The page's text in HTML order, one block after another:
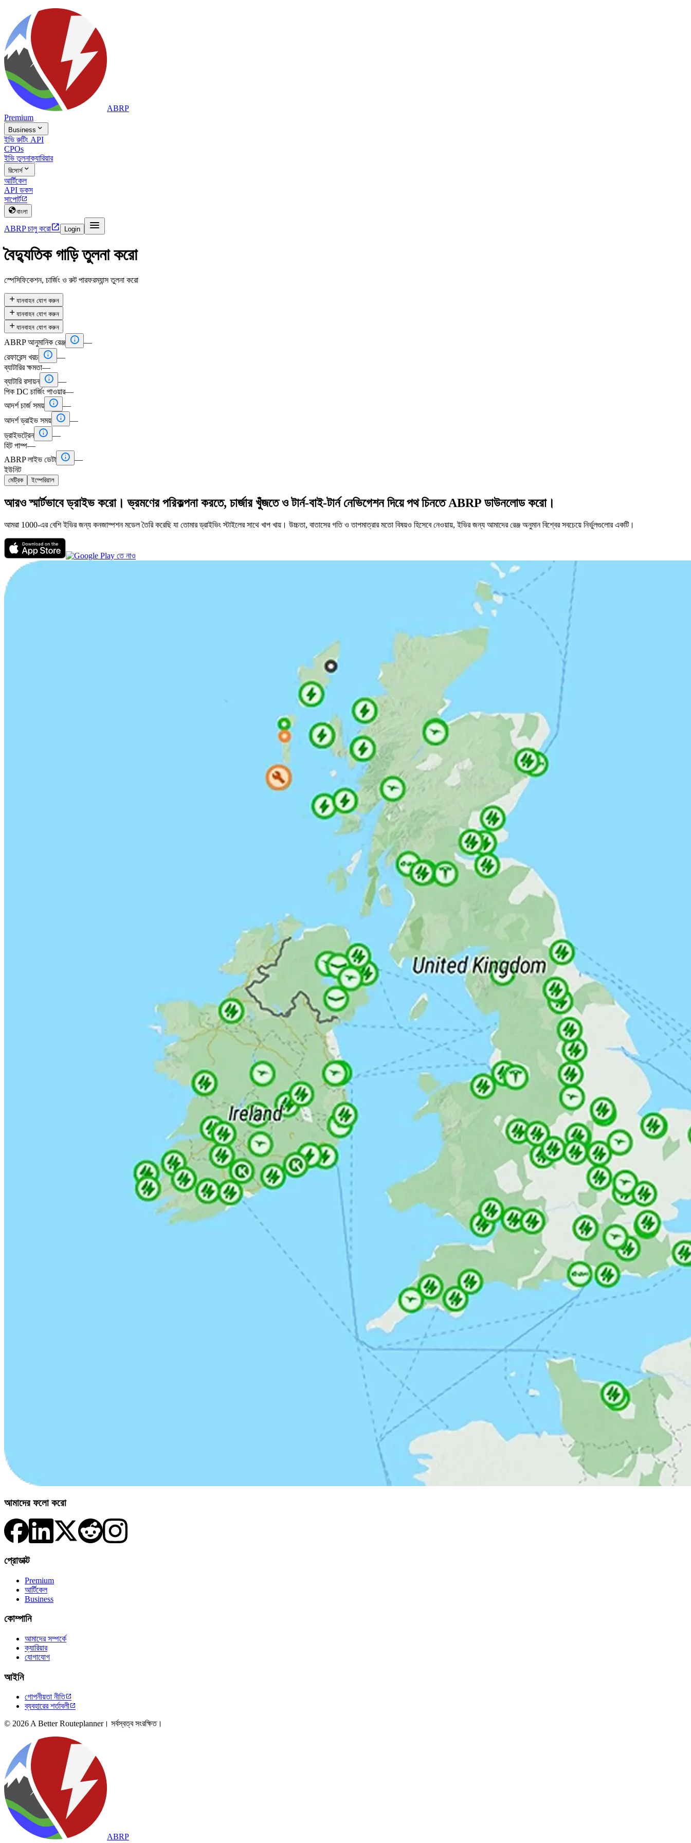
ABRP
Premium
Business 
ইভি রুটিং API
CPOs
ইভি তুলনাক্যারিয়ার
রিসোর্স
আর্টিকেল
API ডকস
সাপোর্ট
বাংলা
ABRP চালু করো Login 
বৈদ্যুতিক গাড়ি তুলনা করো
স্পেসিফিকেশন, চার্জিং ও রুট পারফরম্যান্স তুলনা করো
 যানবাহন যোগ করুন
 যানবাহন যোগ করুন
 যানবাহন যোগ করুন
ABRP আনুমানিক রেঞ্জ  —
রেফারেন্স খরচ  —
ব্যাটারির ক্ষমতা—
ব্যাটারি রসায়ন  —
পিক DC চার্জিং পাওয়ার—
আদর্শ চার্জ সময়  —
আদর্শ ড্রাইভ সময়  —
ড্রাইভট্রেন  —
হিট পাম্প—
ABRP লাইভ ডেটা  —
ইউনিট
মেট্রিক ইম্পেরিয়াল
আরও স্মার্টভাবে ড্রাইভ করো। ভ্রমণের পরিকল্পনা করতে, চার্জার খুঁজতে ও টার্ন-বাই-টার্ন নেভিগেশন দিয়ে পথ চিনতে ABRP ডাউনলোড করো।
আমরা 1000-এর বেশি ইভির জন্য কনজাম্পশন মডেল তৈরি করেছি যা তোমার ড্রাইভিং স্টাইলের সাথে খাপ খায়। উচ্চতা, বাতাসের গতি ও তাপমাত্রার মতো বিষয়ও হিসেবে নেওয়ায়, ইভির জন্য আমাদের রেঞ্জ অনুমান বিশ্বের সবচেয়ে নির্ভুলগুলোর একটি।
আমাদের ফলো করো
প্রোডাক্ট
Premium
আর্টিকেল
Business
কোম্পানি
আমাদের সম্পর্কে
ক্যারিয়ার
যোগাযোগ
আইনি
গোপনীয়তা নীতি
ব্যবহারের শর্তাবলী
© 2026 A Better Routeplanner। সর্বস্বত্ব সংরক্ষিত।
ABRP